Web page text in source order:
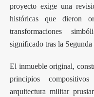
proyecto exige una
históricas que dieron
transformaciones
significado tras la
El inmueble original,
principios
arquitectura militar